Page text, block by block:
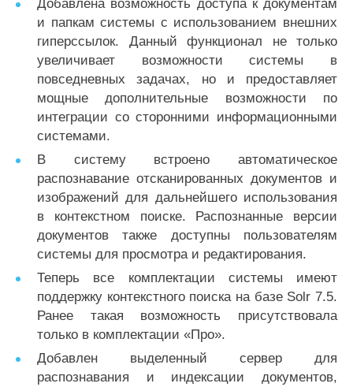
Добавлена возможность доступа к документам
и папкам системы с использованием внешних
гиперссылок. Данный функционал не только
увеличивает возможности системы в
повседневных задачах, но и предоставляет
мощные дополнительные возможности по
интеграции со сторонними информационными
системами.
В систему встроено автоматическое
распознавание отсканированных документов и
изображений для дальнейшего использования
в контекстном поиске. Распознанные версии
документов также доступны пользователям
системы для просмотра и редактирования.
Теперь все комплектации системы имеют
поддержку контекстного поиска на базе Solr 7.5.
Ранее такая возможность присутствовала
только в комплектации «Про».
Добавлен выделенный сервер для
распознавания и индексации документов,